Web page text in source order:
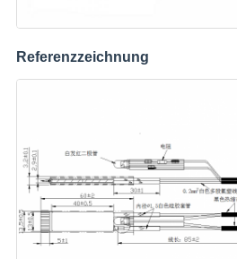
Referenzzeichnung